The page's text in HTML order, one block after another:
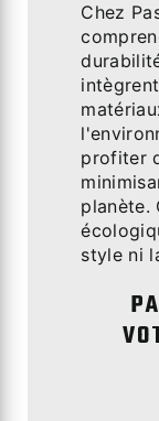
Chez
profiter
planète.
style ni